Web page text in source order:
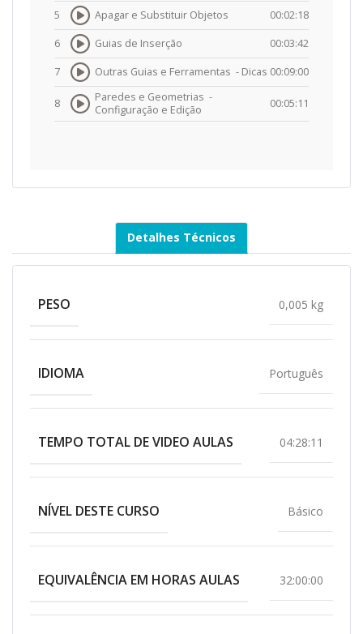
5 Apagar e Substituir Objetos 00:02:18
6 Guias de Inserção 00:03:42
7 Outras Guias e Ferramentas - Dicas 00:09:00
8
Paredes e Geometrias -
Configuração e Edição
00:05:11
Detalhes Técnicos
PESO 0,005 kg
IDIOMA Português
TEMPO TOTAL DE VIDEO AULAS 04:28:11
NÍVEL DESTE CURSO Básico
EQUIVALÊNCIA EM HORAS AULAS 32:00:00